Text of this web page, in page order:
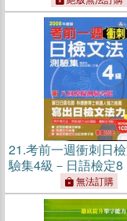
21.考前一週衝刺日
驗集4級－日語檢定8
無法訂購